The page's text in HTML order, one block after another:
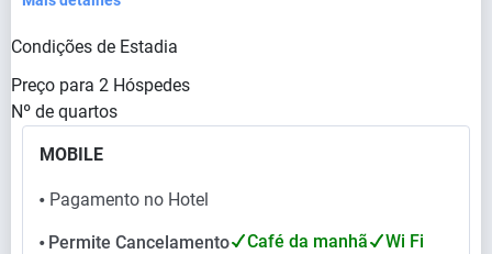
Condições de Estadia
Preço para 2 Hóspedes
Nº de quartos
MOBILE
⬤ Pagamento no Hotel
⬤ Permite Cancelamento Café da manhã Wi Fi